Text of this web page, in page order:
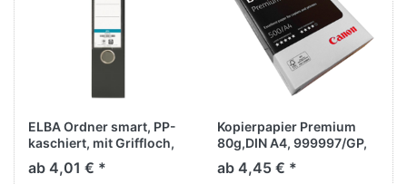
ELBA Ordner smart, PP-
kaschiert, mit Griffloch,
A4, 80 mm, 28,5 x 31,8
cm, schwarz
ab 4,01 € *
Kopierpapier Premium
80g,DIN A4, 999997/GP,
A-Ware, weiße CIE164,
210mm x 297mm, 500
ab 4,45 € *